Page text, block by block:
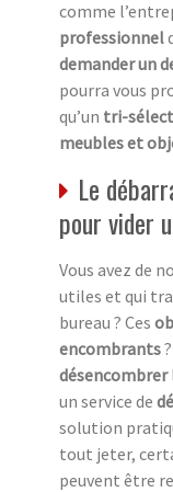
comme
professionnel
demander un
pourra vous
qu’un tri-
meubles et
Le
pour vider
Vous avez de
utiles et qui
bureau ? Ces
encombrants
désencombrer
un service de
solution
tout jeter,
peuvent être